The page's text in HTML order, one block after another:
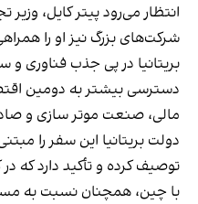
انتظار می‌رود پیتر کایل، وزیر
شرکت‌های بزرگ نیز او را
بریتانیا در پی جذب فناوری
دسترسی بیشتر به دومین
مالی، صنعت موتر سازی و
دولت بریتانیا این سفر را
توصیف کرده و تأکید دارد که
با چین، همچنان نسبت به